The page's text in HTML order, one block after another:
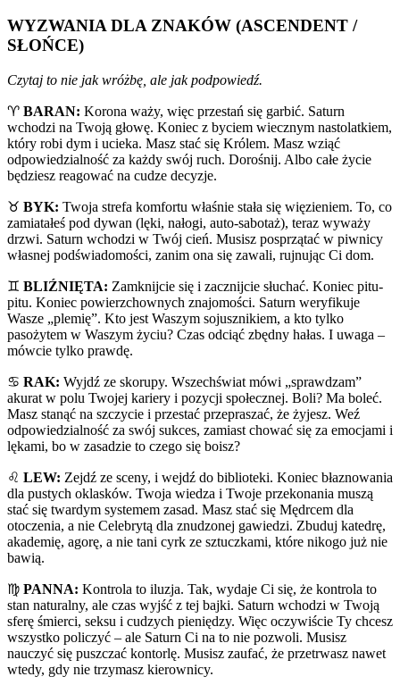
WYZWANIA DLA ZNAKÓW (ASCENDENT /
SŁOŃCE)
Czytaj to nie jak wróżbę, ale jak podpowiedź.
♈️ BARAN: Korona waży, więc przestań się garbić. Saturn
wchodzi na Twoją głowę. Koniec z byciem wiecznym nastolatkiem,
który robi dym i ucieka. Masz stać się Królem. Masz wziąć
odpowiedzialność za każdy swój ruch. Dorośnij. Albo całe życie
będziesz reagować na cudze decyzje.
♉️ BYK: Twoja strefa komfortu właśnie stała się więzieniem. To, co
zamiatałeś pod dywan (lęki, nałogi, auto-sabotaż), teraz wyważy
drzwi. Saturn wchodzi w Twój cień. Musisz posprzątać w piwnicy
własnej podświadomości, zanim ona się zawali, rujnując Ci dom.
♊️ BLIŹNIĘTA: Zamknijcie się i zacznijcie słuchać. Koniec pitu-
pitu. Koniec powierzchownych znajomości. Saturn weryfikuje
Wasze „plemię”. Kto jest Waszym sojusznikiem, a kto tylko
pasożytem w Waszym życiu? Czas odciąć zbędny hałas. I uwaga –
mówcie tylko prawdę.
♋️ RAK: Wyjdź ze skorupy. Wszechświat mówi „sprawdzam”
akurat w polu Twojej kariery i pozycji społecznej. Boli? Ma boleć.
Masz stanąć na szczycie i przestać przepraszać, że żyjesz. Weź
odpowiedzialność za swój sukces, zamiast chować się za emocjami i
lękami, bo w zasadzie to czego się boisz?
♌️ LEW: Zejdź ze sceny, i wejdź do biblioteki. Koniec błaznowania
dla pustych oklasków. Twoja wiedza i Twoje przekonania muszą
stać się twardym systemem zasad. Masz stać się Mędrcem dla
otoczenia, a nie Celebrytą dla znudzonej gawiedzi. Zbuduj katedrę,
akademię, agorę, a nie tani cyrk ze sztuczkami, które nikogo już nie
bawią.
♍️ PANNA: Kontrola to iluzja. Tak, wydaje Ci się, że kontrola to
stan naturalny, ale czas wyjść z tej bajki. Saturn wchodzi w Twoją
sferę śmierci, seksu i cudzych pieniędzy. Więc oczywiście Ty chcesz
wszystko policzyć – ale Saturn Ci na to nie pozwoli. Musisz
nauczyć się puszczać kontorlę. Musisz zaufać, że przetrwasz nawet
wtedy, gdy nie trzymasz kierownicy.